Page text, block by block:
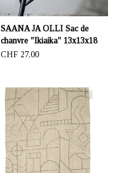
SAANA JA OLLI Sac de
chanvre "Ikiaika" 13x13x18
cm
CHF 27,00